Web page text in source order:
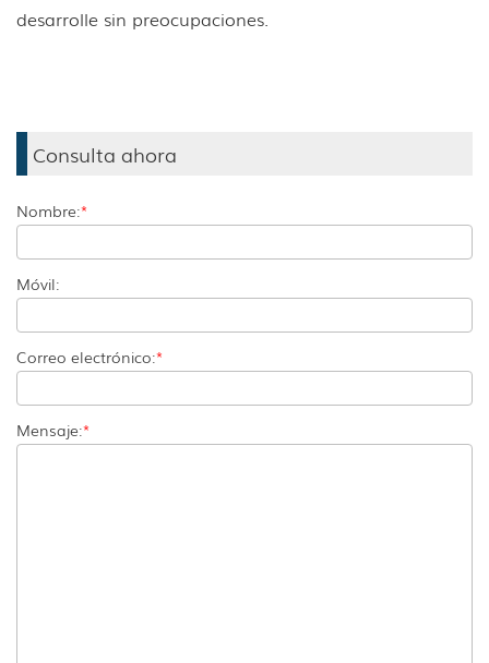
desarrolle sin preocupaciones.
Consulta ahora
Nombre:*
Móvil:
Correo electrónico:*
Mensaje:*